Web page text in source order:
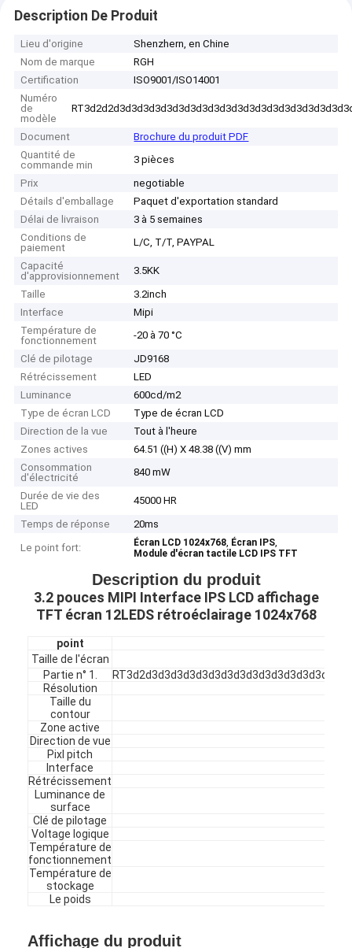
Description De Produit
Lieu d'origine
Shenzhern, en Chine
Nom de marque
RGH
Certification
ISO9001/ISO14001
Numéro
de
modèle
Document
Brochure du produit PDF
Quantité de
commande min
3 pièces
Prix
negotiable
Détails d'emballage
Paquet d'exportation standard
Délai de livraison
3 à 5 semaines
Conditions de
paiement
L/C, T/T, PAYPAL
Capacité
d'approvisionnement
3.5KK
Taille
3.2inch
Interface
Mipi
Température de
fonctionnement
-20 à 70 °C
Clé de pilotage
JD9168
Rétrécissement
LED
Luminance
600cd/m2
Type de écran LCD
Type de écran LCD
Direction de la vue
Tout à l'heure
Zones actives
64.51 ((H) X 48.38 ((V) mm
Consommation
d'électricité
840 mW
Durée de vie des
LED
45000 HR
Temps de réponse
20ms
Le point fort:
Écran LCD 1024x768, Écran IPS,
Module d'écran tactile LCD IPS TFT
Description du produit
3.2 pouces MIPI Interface IPS LCD affichage
TFT écran 12LEDS rétroéclairage 1024x768
point
Taille de l'écran
Partie n° 1.
Résolution
Taille du
contour
Zone active
Direction de vue
Pixl pitch
Interface
Rétrécissement
Luminance de
surface
Clé de pilotage
Voltage logique
Température de
fonctionnement
Température de
stockage
Le poids
Affichage du produit